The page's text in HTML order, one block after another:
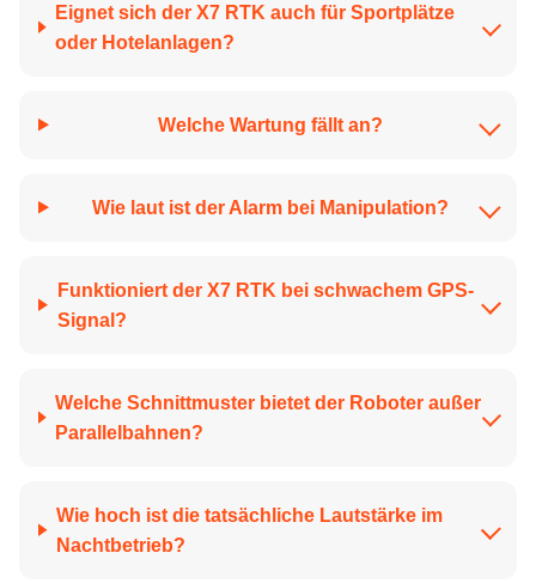
Eignet sich der X7 RTK auch für Sportplätze
oder Hotelanlagen?
Welche Wartung fällt an?
Wie laut ist der Alarm bei Manipulation?
Funktioniert der X7 RTK bei schwachem GPS-
Signal?
Welche Schnittmuster bietet der Roboter außer
Parallelbahnen?
Wie hoch ist die tatsächliche Lautstärke im
Nachtbetrieb?